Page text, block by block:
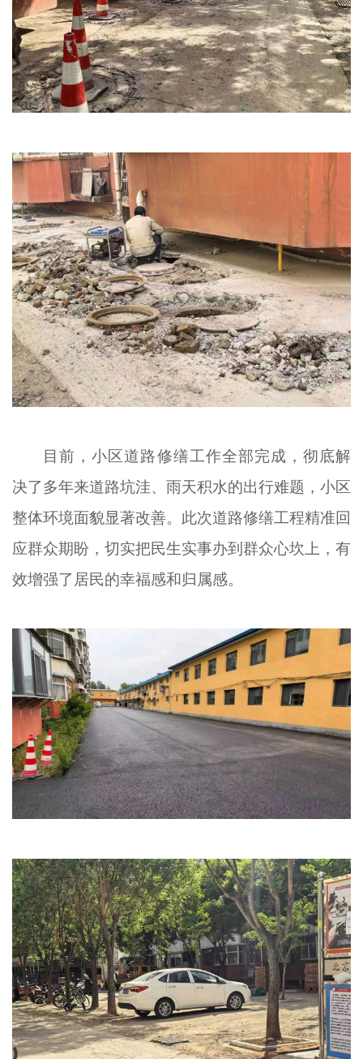
目前，小区道路修缮工作全部完成，彻底解
决了多年来道路坑洼、雨天积水的出行难题，小区
整体环境面貌显著改善。此次道路修缮工程精准回
应群众期盼，切实把民生实事办到群众心坎上，有
效增强了居民的幸福感和归属感。